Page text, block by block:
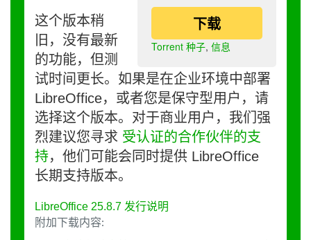
下载
Torrent 种子, 信息
这个版本稍
旧，没有最新
的功能，但测
试时间更长。如果是在企业环境中部署
LibreOffice，或者您是保守型用户，请
选择这个版本。对于商业用户，我们强
烈建议您寻求 受认证的合作伙伴的支
持，他们可能会同时提供 LibreOffice
长期支持版本。
LibreOffice 25.8.7 发行说明
附加下载内容: